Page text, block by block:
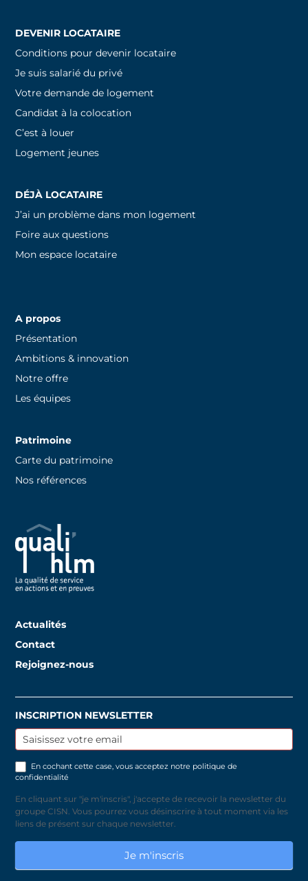
DEVENIR LOCATAIRE
Conditions pour devenir locataire
Je suis salarié du privé
Votre demande de logement
Candidat à la colocation
C’est à louer
Logement jeunes
DÉJÀ LOCATAIRE
J’ai un problème dans mon logement
Foire aux questions
Mon espace locataire
A propos
Présentation
Ambitions & innovation
Notre offre
Les équipes
Patrimoine
Carte du patrimoine
Nos références
Actualités
Contact
Rejoignez-nous
Inscription
newsletter
INSCRIPTION NEWSLETTER
En cochant cette case, vous acceptez notre politique de
confidentialité
En cliquant sur "je m'inscris", j'accepte de recevoir la newsletter du
groupe CISN. Vous pourrez vous désinscrire à tout moment via les
liens de présent sur chaque newsletter.
Je m'inscris